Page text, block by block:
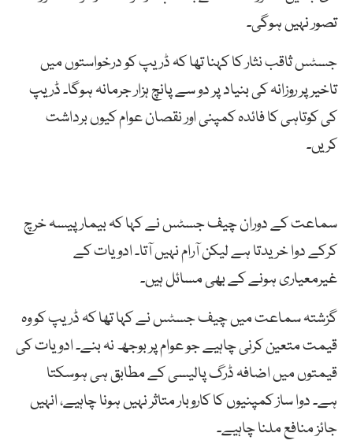
تصور نہیں ہوگی۔
جسٹس ثاقب نثار کا کہنا تھا کہ ڈریپ کو درخواستوں میں
تاخیر پر روزانہ کی بنیاد پر دو سے پانچ ہزار جرمانہ ہوگا۔ ڈریپ
کی کوتاہی کا فائدہ کمپنی اور نقصان عوام کیوں برداشت
کریں۔
سماعت کے دوران چیف جسٹس نے کہا کہ بیمار پیسہ خرچ
کرکے دوا خریدتا ہے لیکن آرام نہیں آتا۔ ادویات کے
غیرمعیاری ہونے کے بھی مسائل ہیں۔
گزشتہ سماعت میں چیف جسٹس نے کہا تھا کہ ڈریپ کو وہ
قیمت متعین کرنی چاہیے جو عوام پر بوجھ نہ بنے۔ ادویات کی
قیمتوں میں اضافہ ڈرگ پالیسی کے مطابق ہی ہوسکتا
ہے۔ دوا ساز کمپنیوں کا کاروبار متاثر نہیں ہونا چاہیے، انہیں
جائز منافع ملنا چاہیے۔